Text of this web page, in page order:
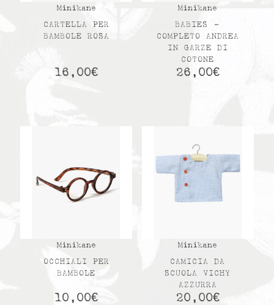
Minikane
CARTELLA PER
BAMBOLE ROSA
16,00€
Minikane
BABIES –
COMPLETO ANDREA
IN GARZE DI
COTONE
26,00€
Minikane
OCCHIALI PER
BAMBOLE
10,00€
Minikane
CAMICIA DA
SCUOLA VICHY
AZZURRA
20,00€